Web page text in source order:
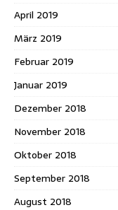
April 2019
März 2019
Februar 2019
Januar 2019
Dezember 2018
November 2018
Oktober 2018
September 2018
August 2018